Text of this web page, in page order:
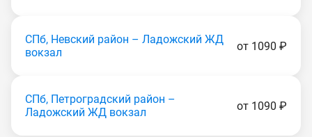
СПб, Невский район – Ладожский ЖД
вокзал
от 1090 ₽
СПб, Петроградский район –
Ладожский ЖД вокзал
от 1090 ₽